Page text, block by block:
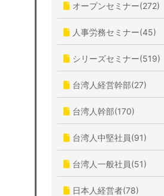
オープンセミナー(272)
人事労務セミナー(45)
シリーズセミナー(519)
台湾人経営幹部(27)
台湾人幹部(170)
台湾人中堅社員(91)
台湾人一般社員(51)
日本人経営者(78)